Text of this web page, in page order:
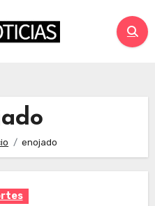
enojado